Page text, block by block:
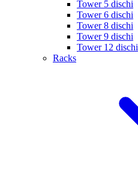
Tower 5 dischi
Tower 6 dischi
Tower 8 dischi
Tower 9 dischi
Tower 12 dischi
Racks